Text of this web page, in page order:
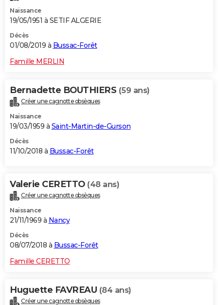
Naissance
19/05/1951 à SETIF ALGERIE
Décès
01/08/2019 à Bussac-Forêt
Famille MERLIN
Bernadette BOUTHIERS (59 ans)
Créer une cagnotte obsèques
Naissance
19/03/1959 à Saint-Martin-de-Gurson
Décès
11/10/2018 à Bussac-Forêt
Valerie CERETTO (48 ans)
Créer une cagnotte obsèques
Naissance
21/11/1969 à Nancy
Décès
08/07/2018 à Bussac-Forêt
Famille CERETTO
Huguette FAVREAU (84 ans)
Créer une cagnotte obsèques